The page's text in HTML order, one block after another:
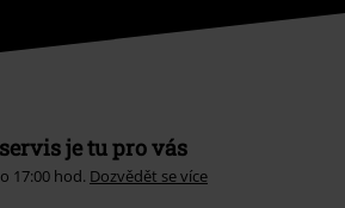
je tu pro vás
17:00 hod. Dozvědět se více